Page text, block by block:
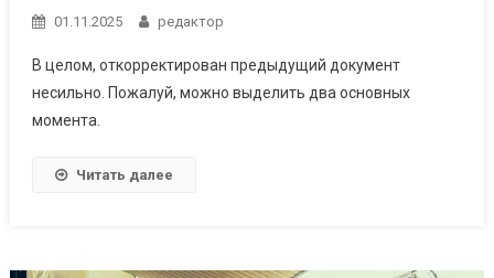
01.11.2025 редактор
В целом, откорректирован предыдущий документ
несильно. Пожалуй, можно выделить два основных
момента.
Читать далее